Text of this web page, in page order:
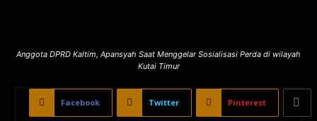
Anggota DPRD Kaltim, Apansyah Saat Menggelar Sosialisasi Perda di wilayah
Kutai Timur
Facebook Twitter Pinterest